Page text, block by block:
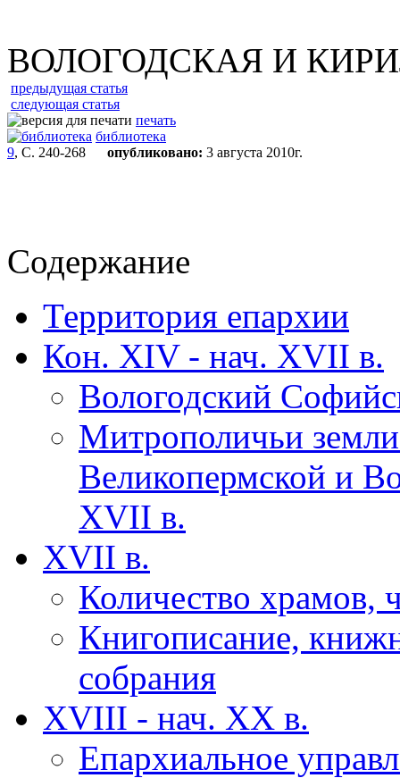
ВОЛОГОДСКАЯ И
предыдущая статья
следующая статья
печать
библиотека
9, С. 240-268 опубликовано: 3 августа 2010г.
Содержание
Территория епархии
Кон. XIV - нач. XVII в.
Вологодский
Митрополичьи
Великопермской и
XVII в.
XVII в.
Количество храмов,
Книгописание,
собрания
XVIII - нач. XX в.
Епархиальное